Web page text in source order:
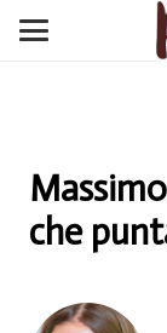
che